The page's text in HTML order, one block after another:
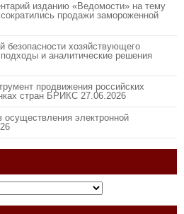
изданию «Ведомости» на тему
продажи замороженной
безопасности хозяйствующего
и аналитические решения
продвижения российских
стран БРИКС 27.06.2026
электронной